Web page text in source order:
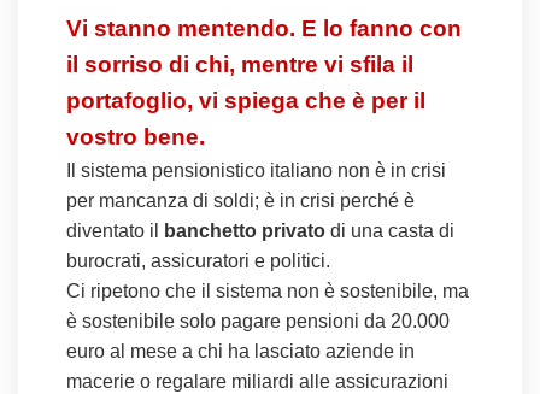
Vi stanno mentendo. E lo fanno con
il sorriso di chi, mentre vi sfila il
portafoglio, vi spiega che è per il
vostro bene.
Il sistema pensionistico italiano non è in crisi
per mancanza di soldi; è in crisi perché è
diventato il
banchetto privato di una casta di
burocrati, assicuratori e politici.
Ci ripetono che il sistema non è sostenibile, ma
è sostenibile solo pagare pensioni da 20.000
euro al mese a chi ha lasciato aziende in
macerie o regalare miliardi alle assicurazioni